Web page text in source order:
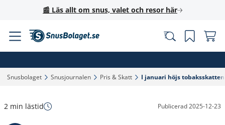
📰 Läs allt om snus, valet och resor här
Snusbolaget‎ Snusjournalen‎ Pris & Skatt‎ I januari höjs
2 min lästid Publicerad2025-12-23